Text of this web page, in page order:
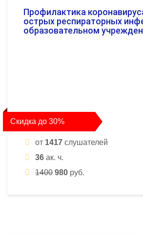
Профилактика
острых респираторных
образовательном
Скидка до 30%
от 1417 слушателей
36 ак. ч.
1400 980 руб.